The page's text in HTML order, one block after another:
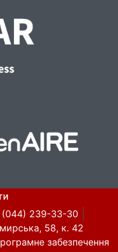
(044) 239-33-30
58, к. 42
забезпечення